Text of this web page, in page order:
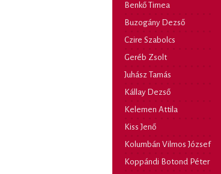
Benkő Timea
Buzogány Dezső
Czire Szabolcs
Geréb Zsolt
Juhász Tamás
Kállay Dezső
Kelemen Attila
Kiss Jenő
Kolumbán Vilmos József
Koppándi Botond Péter